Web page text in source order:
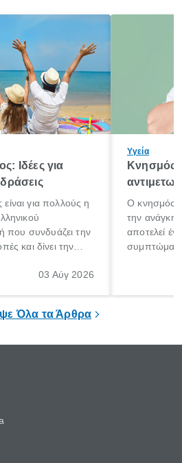
Ιδέες για
για πολλούς η
που συνδυάζει την
και δίνει την
λίγες μέρες
03 Αύγ 2026
Υγεία
Κνησμός:
Ο κνησμός
την ανάγκη
αποτελεί
Όλα τα Άρθρα